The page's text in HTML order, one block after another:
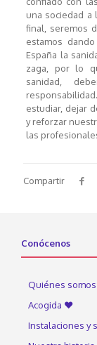
una sociedad
final, seremos
estamos
España la
zaga, por lo
sanidad,
estudiar, dejar
y reforzar
las
Compartir
Conócenos
Quiénes somos
Acogida ♥
Instalaciones y